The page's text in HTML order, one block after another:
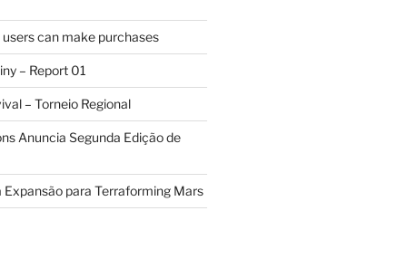
can make purchases
– Report 01
– Torneio Regional
Anuncia Segunda Edição de
Expansão para Terraforming Mars